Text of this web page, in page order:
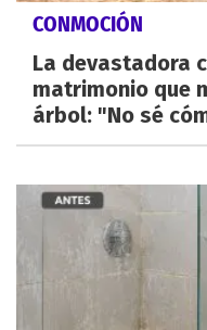
CONMOCIÓN
La devastadora
matrimonio que
árbol: "No sé